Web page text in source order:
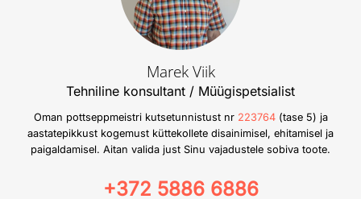
Marek Viik
Tehniline konsultant / Müügispetsialist
Oman pottseppmeistri kutsetunnistust nr 223764(tase 5) ja
aastatepikkust kogemust küttekollete disainimisel, ehitamisel ja
paigaldamisel. Aitan valida just Sinu vajadustele sobiva toote.
+372 5886 6886